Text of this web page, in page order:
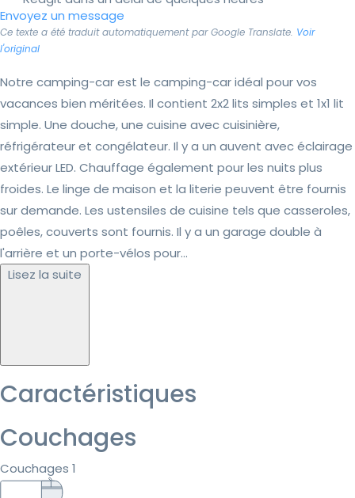
Envoyez un message
Ce texte a été traduit automatiquement par Google Translate. Voir
l'original
Notre camping-car est le camping-car idéal pour vos
vacances bien méritées. Il contient 2x2 lits simples et 1x1 lit
simple. Une douche, une cuisine avec cuisinière,
réfrigérateur et congélateur. Il y a un auvent avec éclairage
extérieur LED. Chauffage également pour les nuits plus
froides. Le linge de maison et la literie peuvent être fournis
sur demande. Les ustensiles de cuisine tels que casseroles,
poêles, couverts sont fournis. Il y a un garage double à
l'arrière et un porte-vélos pour...
Lisez la suite
Caractéristiques
Couchages
Couchages 1